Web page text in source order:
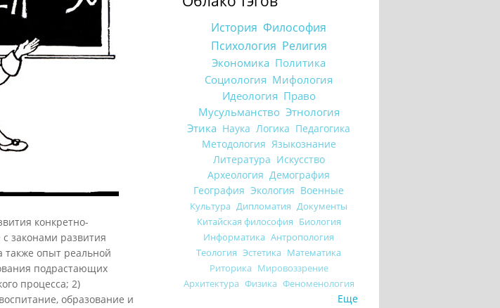
конкретно-
законами развития
также опыт реальной
подрастающих
процесса; 2)
образование и
История Философия
Психология Религия
Экономика Политика
Социология Мифология
Идеология Право
Мусульманство Этнология
Этика Наука Логика Педагогика
Методология Языкознание
Литература Искусство
Археология Демография
География Экология Военные
Культура Дипломатия Документы
Китайская философия Биология
Информатика Антропология
Теология Эстетика Математика
Риторика Мировоззрение
Архитектура Физика Феноменология
Еще